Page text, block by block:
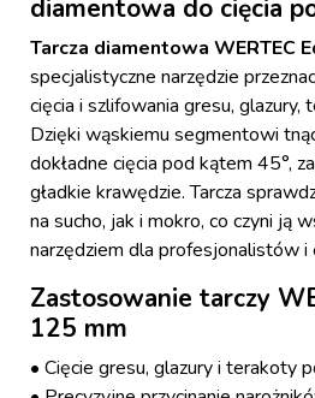
diamentowa do cięcia
Tarcza diamentowa WERTEC
specjalistyczne narzędzie
cięcia i szlifowania gresu, glazury,
Dzięki wąskiemu segmentowi
dokładne cięcia pod kątem 45°,
gładkie krawędzie. Tarcza
na sucho, jak i mokro, co czyni ją
narzędziem dla profesjonalistów
Zastosowanie tarczy
125 mm
• Cięcie gresu, glazury i terakoty